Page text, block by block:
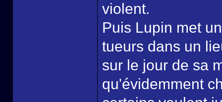
violent.
Puis Lupin met
tueurs dans un
sur le jour de sa
qu'évidemment